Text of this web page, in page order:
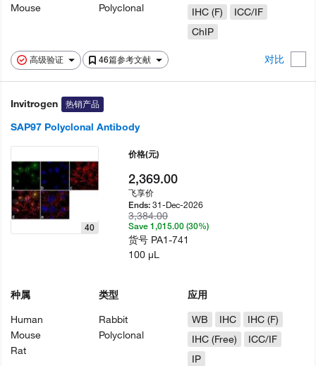
高级验证 46篇参考文献 对比
Mouse
Polyclonal
IHC (F)
ICC/IF
ChIP
Invitrogen 热销产品
SAP97 Polyclonal Antibody
40
种属
Human
Mouse
Rat
类型
Rabbit
Polyclonal
应用
WB
IHC
IHC (F)
IHC (Free)
ICC/IF
IP
价格(元)
2,369.00
飞享价
Ends:31-Dec-2026
3,384.00
Save 1,015.00 (30%)
货号 PA1-741
100 µL